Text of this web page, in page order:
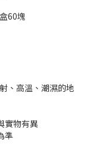
60塊
、高溫、潮濕的地
實物有異
準